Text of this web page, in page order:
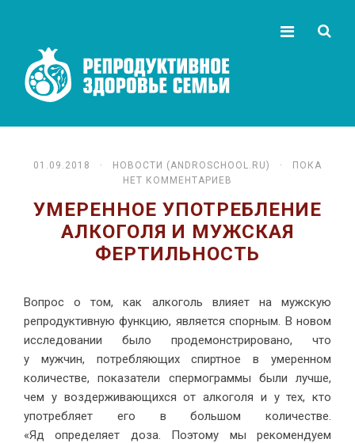
01.09.2018 · НОВОСТИ (ANDROSCHOOL.RU)
· ПОКА
НЕТ КОММЕНТАРИЕВ
УМЕРЕННОЕ УПОТРЕБЛЕНИЕ
АЛКОГОЛЯ И МУЖСКАЯ
ФЕРТИЛЬНОСТЬ
Вопрос о том, как алкоголь влияет на мужскую
репродуктивную функцию, является спорным. В новом
исследовании было продемонстрировано, что
у мужчин, потребляющих спиртное в умеренном
количестве, показатели спермограммы были лучше,
чем у воздерживающихся от алкоголя и у тех, кто
употребляет его в большом количестве.
«Яд определяет доза. Поэтому мы рекомендуем